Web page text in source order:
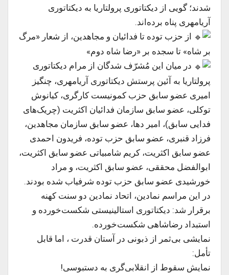
شدند؛ گویی از دیکتاتوری پرولتاریا به دیکتاتوری
آریامهری پناه برده‌اند.
از حزب توده تا فدائیان و مجاهدین، از شعار «مرگ
بر شاه» تا سجده بر «رضا شاه دوم»
در میان این مُشرّف شدگان از مرام دیکتاتوری
پرولتاریا به آئین پرستش دیکتاتوری آریامهری، چنگیز
امیری عضو سابق حزب کمونیست کارگری، کیانوش
توکلی، عضو سابق سازمان فدائیان اکثریت (چریک‌های
فدایی سابق)، امیر دها، عضو سابق سازمان مجاهدین،
فرزاد قنبری، عضو سابق حزب توده، فریدون احمدی
عضو سابق اکثریت، کریم شامبیاتی عضو سابق اکثریت،
ابوالفضل محققی، عضو سابق اکثریت، و مراد
خورشیدی عضو سابق حزب توده شرفیاب شده بودند.
در این مراسم نمادین، اتحاد نمادین دو سنت کهنه
برقرار شد: دیکتاتوری استالینیستی شکست‌خورده و
استبداد رضاشاهی شکست‌خورده.
نمایشی بی‌ثمر از ذبونی در آستان قدرت ، اما قابل
تأمل:
نمایش سقوط از انقلابی‌گری به دستبوسی!